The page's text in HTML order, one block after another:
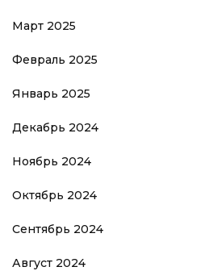
Март 2025
Февраль 2025
Январь 2025
Декабрь 2024
Ноябрь 2024
Октябрь 2024
Сентябрь 2024
Август 2024